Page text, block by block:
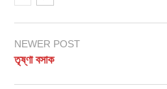
NEWER POST
তৃষ্ণা বসাক